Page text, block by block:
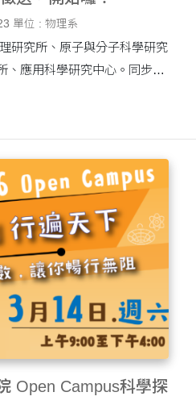
單位 : 物理系
研究所、原子與分子科學研究
、應用科學研究中心。同步輻
光源暑期科學實習
Open Campus科學探